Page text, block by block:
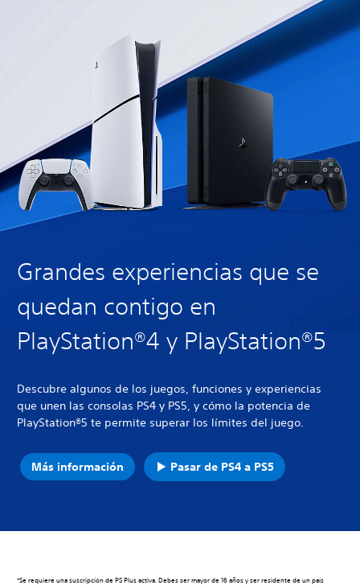
Grandes experiencias que se
quedan contigo en
PlayStation®4 y PlayStation®5
Descubre algunos de los juegos, funciones y experiencias
que unen las consolas PS4 y PS5, y cómo la potencia de
PlayStation®5 te permite superar los límites del juego.
Más información Pasar de PS4 a PS5
*Se requiere una suscripción de PS Plus activa. Debes ser mayor de 16 años y ser residente de un país